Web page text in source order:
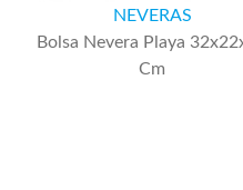
NEVERAS
Bolsa Nevera Playa
Cm